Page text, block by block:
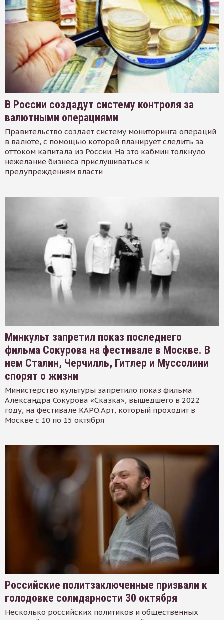
В России создадут систему контроля за
валютными операциями
Правительство создает систему мониторинга операций
в валюте, с помощью которой планирует следить за
оттоком капитала из России. На это кабмин толкнуло
нежелание бизнеса прислушиваться к
предупреждениям власти
Минкульт запретил показ последнего
фильма Сокурова на фестивале в Москве. В
нем Сталин, Черчилль, Гитлер и Муссолини
спорят о жизни
Министерство культуры запретило показ фильма
Александра Сокурова «Сказка», вышедшего в 2022
году, на фестивале КАРО.Арт, который проходит в
Москве с 10 по 15 октября
Российские политзаключенные призвали к
голодовке солидарности 30 октября
Несколько российских политиков и общественных